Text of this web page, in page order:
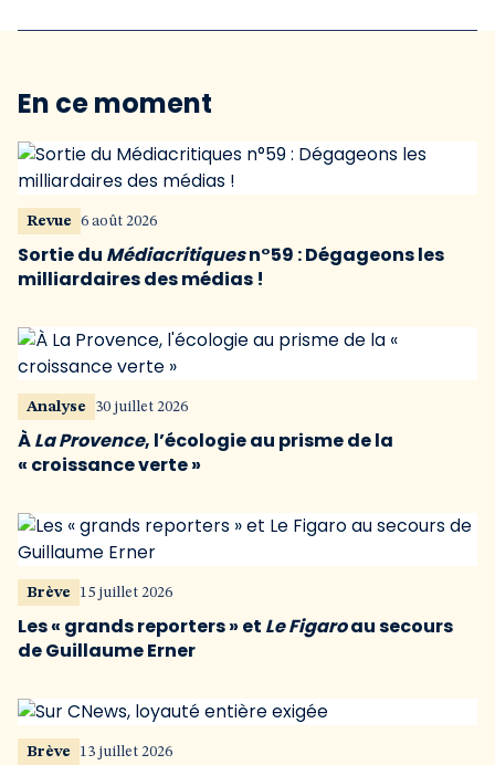
En ce moment
Revue 6 août 2026
Sortie du Médiacritiquesn°59 : Dégageons les
milliardaires des médias !
Analyse 30 juillet 2026
ÀLa Provence, l’écologie au prisme de la
« croissance verte »
Brève 15 juillet 2026
Les « grands reporters » et Le Figaroau secours
de Guillaume Erner
Brève 13 juillet 2026